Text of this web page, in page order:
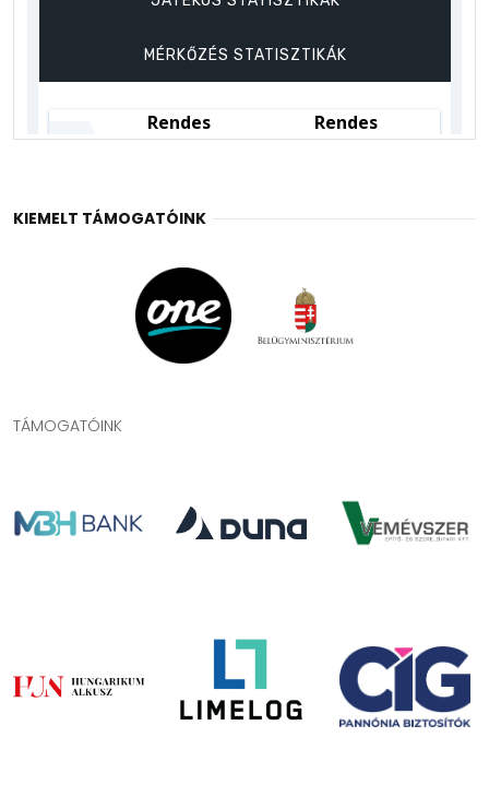
KIEMELT TÁMOGATÓINK
TÁMOGATÓINK